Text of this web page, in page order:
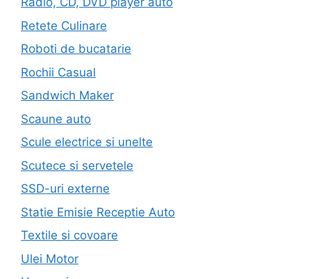
Retete Culinare
Roboti de bucatarie
Rochii Casual
Sandwich Maker
Scaune auto
Scule electrice si unelte
Scutece si servetele
SSD-uri externe
Statie Emisie Receptie Auto
Textile si covoare
Ulei Motor